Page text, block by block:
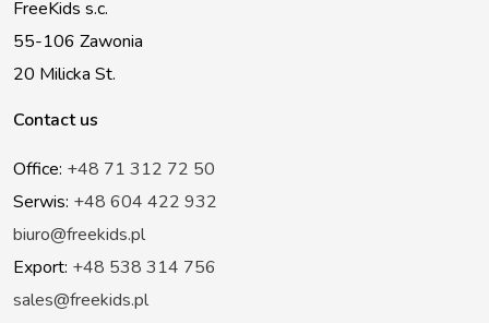
FreeKids s.c.
55-106 Zawonia
20 Milicka St.
Contact us
Office: +48 71 312 72 50
Serwis: +48 604 422 932
biuro@freekids.pl
Export: +48 538 314 756
sales@freekids.pl